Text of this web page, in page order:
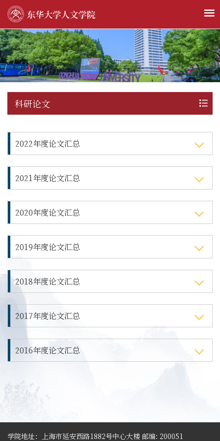
科研论文
2022年度论文汇总
​2021年度论文汇总
​2020年度论文汇总
​2019年度论文汇总
​2018年度论文汇总
​2017年度论文汇总
2016年度论文汇总
学院地址：上海市延安西路1882号中心大楼 邮编: 200051